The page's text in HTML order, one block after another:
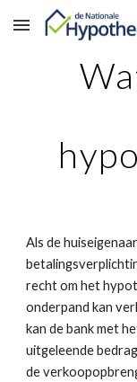
Skip to main
Als de
recht om het
onderpand kan
kan de bank met
uitgeleende
de